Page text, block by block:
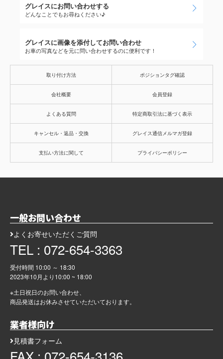
グレイスにお問い合わせする
どんなことでもお尋ねください♪
グレイスに画像を添付してお問い合わせ
お車の写真などを元に問い合わせするのに便利です！
取り付け方法 ポジションタグ確認
会社概要 会員登録
よくある質問 特定商取引法に基づく表示
キャンセル・返品・交換 グレイス通信メルマガ登録
支払い方法に関して プライバシーポリシー
一般お問い合わせ
よくお寄せいただくご質問
TEL : 072-654-3363
受付時間 10:00 ～ 18:30
2023年10月より 10:00 ~ 18:00
※土日祝日のお問い合わせ、
商品発送はお休みさせていただいております。
業者様向け
見積書フォーム